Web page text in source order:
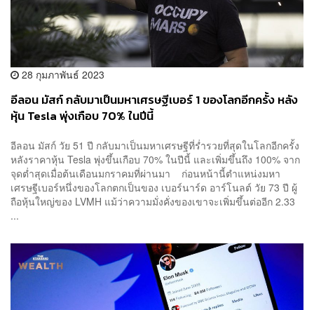
28 กุมภาพันธ์ 2023
อีลอน มัสก์ กลับมาเป็นมหาเศรษฐีเบอร์ 1 ของโลกอีกครั้ง หลัง
หุ้น Tesla พุ่งเกือบ 70% ในปีนี้
อีลอน มัสก์ วัย 51 ปี กลับมาเป็นมหาเศรษฐีที่ร่ำรวยที่สุดในโลกอีกครั้ง
หลังราคาหุ้น Tesla พุ่งขึ้นเกือบ 70% ในปีนี้ และเพิ่มขึ้นถึง 100% จาก
จุดต่ำสุดเมื่อต้นเดือนมกราคมที่ผ่านมา ก่อนหน้านี้ตำแหน่งมหา
เศรษฐีเบอร์หนึ่งของโลกตกเป็นของ เบอร์นาร์ด อาร์โนลต์ วัย 73 ปี ผู้
ถือหุ้นใหญ่ของ LVMH แม้ว่าความมั่งคั่งของเขาจะเพิ่มขึ้นต่ออีก 2.33
...